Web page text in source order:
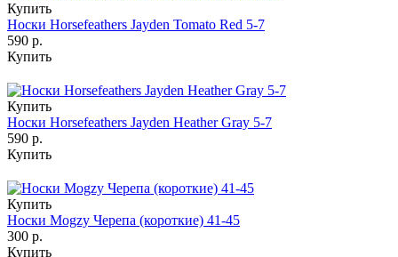
Купить
Носки Horsefeathers Jayden Tomato Red 5-7
590 р.
Купить
Купить
Носки Horsefeathers Jayden Heather Gray 5-7
590 р.
Купить
Купить
Носки Mogzy Черепа (короткие) 41-45
300 р.
Купить